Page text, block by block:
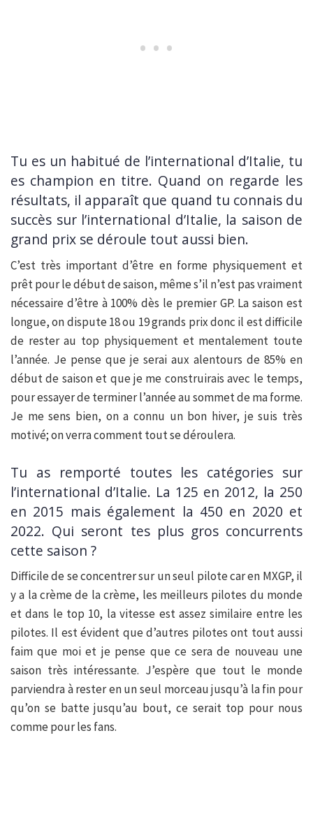
Tu es un habitué de l’international d’Italie, tu
es champion en titre. Quand on regarde les
résultats, il apparaît que quand tu connais du
succès sur l’international d’Italie, la saison de
grand prix se déroule tout aussi bien.
C’est très important d’être en forme physiquement et
prêt pour le début de saison, même s’il n’est pas vraiment
nécessaire d’être à 100% dès le premier GP. La saison est
longue, on dispute 18 ou 19 grands prix donc il est difficile
de rester au top physiquement et mentalement toute
l’année. Je pense que je serai aux alentours de 85% en
début de saison et que je me construirais avec le temps,
pour essayer de terminer l’année au sommet de ma forme.
Je me sens bien, on a connu un bon hiver, je suis très
motivé; on verra comment tout se déroulera.
Tu as remporté toutes les catégories sur
l’international d’Italie. La 125 en 2012, la 250
en 2015 mais également la 450 en 2020 et
2022. Qui seront tes plus gros concurrents
cette saison ?
Difficile de se concentrer sur un seul pilote car en MXGP, il
y a la crème de la crème, les meilleurs pilotes du monde
et dans le top 10, la vitesse est assez similaire entre les
pilotes. Il est évident que d’autres pilotes ont tout aussi
faim que moi et je pense que ce sera de nouveau une
saison très intéressante. J’espère que tout le monde
parviendra à rester en un seul morceau jusqu’à la fin pour
qu’on se batte jusqu’au bout, ce serait top pour nous
comme pour les fans.